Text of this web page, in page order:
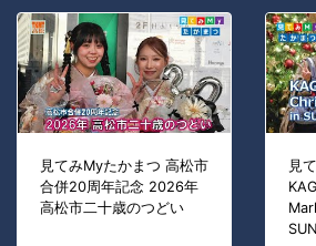
見てみMyたかまつ 高松市
合併20周年記念 2026年
高松市二十歳のつどい
見